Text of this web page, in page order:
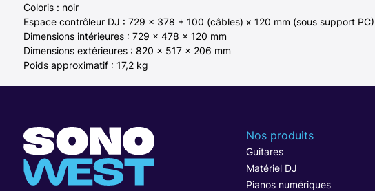
Coloris : noir
Espace contrôleur DJ : 729 x 378 + 100 (câbles) x 120 mm (sous support PC)
Dimensions intérieures : 729 x 478 x 120 mm
Dimensions extérieures : 820 x 517 x 206 mm
Poids approximatif : 17,2 kg
Nos produits
Guitares
Matériel DJ
Pianos numériques